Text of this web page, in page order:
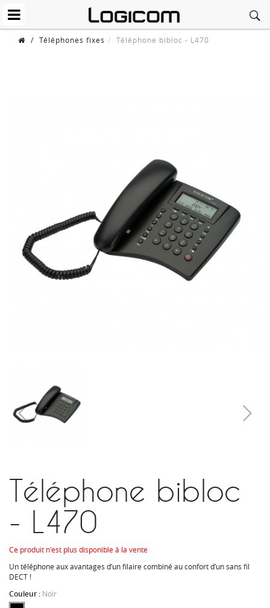
/ Téléphones fixes Téléphone bibloc - L470
Téléphone bibloc
- L470
Ce produit n'est plus disponible à la vente
Un téléphone aux avantages d’un filaire combiné au confort d’un sans fil
DECT !
Couleur : Noir